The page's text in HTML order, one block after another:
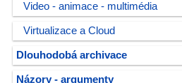
Video - animace - multimédia
Virtualizace a Cloud
Dlouhodobá archivace
Názory - argumenty